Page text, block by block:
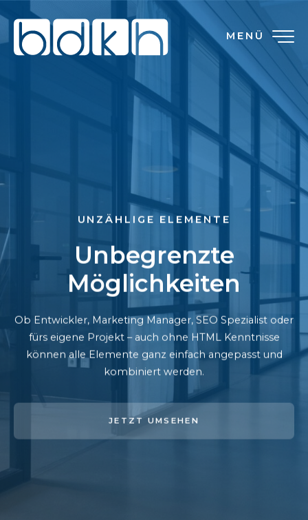
MENÜ
UNZÄHLIGE ELEMENTE
Unbegrenzte
Möglichkeiten
Ob Entwickler, Marketing Manager, SEO Spezialist oder
fürs eigene Projekt – auch ohne HTML Kenntnisse
können alle Elemente ganz einfach angepasst und
kombiniert werden.
JETZT UMSEHEN